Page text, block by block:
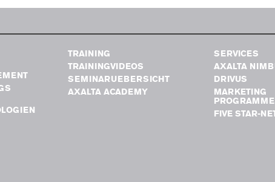
TRAINING
TRAININGVIDEOS
SEMINARUEBERSICHT
AXALTA ACADEMY
SERVICES
AXALTA
DRIVUS
MARKETING
FIVE STAR-